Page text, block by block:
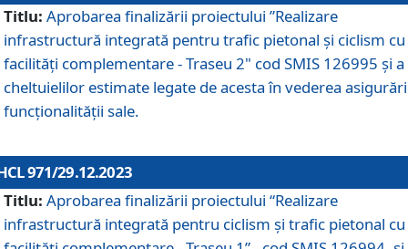
Titlu: Aprobarea finalizării proiectului ”Realizare
infrastructură integrată pentru trafic pietonal și ciclism cu
facilități complementare - Traseu 2" cod SMIS 126995 și a
cheltuielilor estimate legate de acesta în vederea
funcționalității sale.
971/29.12.2023
Titlu: Aprobarea finalizării proiectului “Realizare
infrastructură integrată pentru ciclism şi trafic pietonal cu